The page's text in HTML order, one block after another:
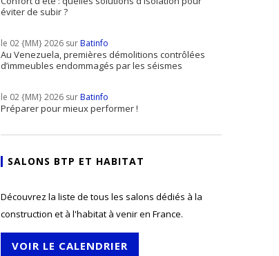
éviter de subir ?
le 02 {MM} 2026 surBatinfo
Au Venezuela, premières démolitions contrôlées
d’immeubles endommagés par les séismes
le 02 {MM} 2026 surBatinfo
Préparer pour mieux performer !
SALONS BTP ET HABITAT
Découvrez la liste de tous les salons dédiés à la
construction et à l'habitat à venir en France.
VOIR LE CALENDRIER